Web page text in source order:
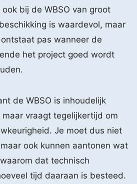
bij de WBSO van groot
is waardevol, maar
pas wanneer de
het project goed wordt
de WBSO is inhoudelijk
vraagt tegelijkertijd om
Je moet dus niet
ook kunnen aantonen wat
dat technisch
tijd daaraan is besteed.